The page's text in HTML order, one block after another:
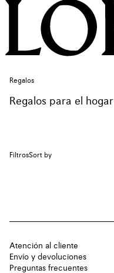
Regalos
Regalos para el hogar
FiltrosSort by
Atención al cliente
Envío y devoluciones
Preguntas frecuentes